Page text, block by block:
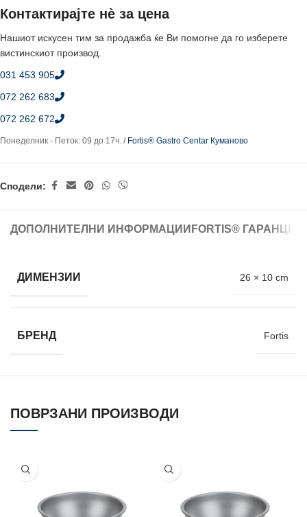
Контактирајте нè за цена
Нашиот искусен тим за продажба ќе Ви помогне да го изберете
вистинскиот производ.
031 453 905
072 262 683
072 262 672
Понеделник - Петок: 09 до 17ч. / Fortis® Gastro Centar Куманово
Сподели:
ДОПОЛНИТЕЛНИ ИНФОРМАЦИИ FORTIS®
ДИМЕНЗИИ 26 × 10 cm
БРЕНД Fortis
ПОВРЗАНИ ПРОИЗВОДИ